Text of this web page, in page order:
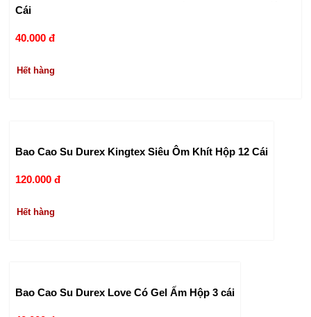
Cái
40.000 đ
Hết hàng
Bao Cao Su Durex Kingtex Siêu Ôm Khít Hộp 12 Cái
120.000 đ
Hết hàng
Bao Cao Su Durex Love Có Gel Ấm Hộp 3 cái